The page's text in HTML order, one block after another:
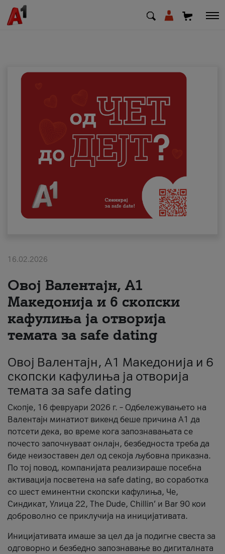
Деловни
Поддршка
Надополни кредит
Плати сметка
#ПодобарОнлајн
16.02.2026
Овој Валентајн, A1
Македонија и 6 скопски
кафулиња ја отворија
темата за safe dating
Овој Валентајн, A1 Македонија и 6
скопски кафулиња ја отворија
темата за safe dating
Скопје, 16 февруари 2026 г. – Одбележувањето на
Валентајн минатиот викенд беше причина А1 да
потсети дека, во време кога запознавањата се
почесто започнуваат онлајн, безбедноста треба да
биде неизоставен дел од секоја љубовна приказна.
По тој повод, компанијата реализираше посебна
активација посветена на safe dating, во соработка
со шест еминентни скопски кафулиња, Че,
Синдикат, Улица 22, The Dude, Chillin’ и Bar 90 кои
доброволно се приклучија на иницијативата.
Иницијативата имаше за цел да ја подигне свеста за
одговорно и безбедно запознавање во дигиталната